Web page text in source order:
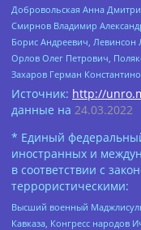
Добровольская Анна
Смирнов Владимир
Борис Андреевич,
Орлов Олег Петрович,
Захаров Герман
Источник: http://
данные на 24.03.2022
* Единый
иностранных и
в соответствии с
террористическими:
Высший военный
Кавказа, Конгресс народов